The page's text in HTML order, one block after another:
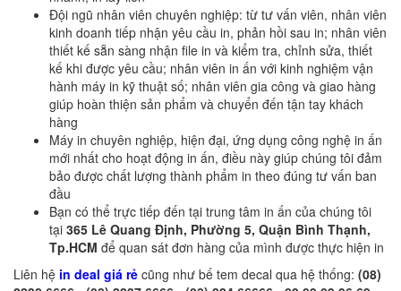
Đội ngũ nhân viên chuyên nghiệp: từ tư vấn viên, nhân viên
kinh doanh tiếp nhận yêu cầu in, phản hồi sau in; nhân viên
thiết kế sẵn sàng nhận file in và kiểm tra, chỉnh sửa, thiết
kế khi được yêu cầu; nhân viên in ấn với kinh nghiệm vận
hành máy in kỹ thuật số; nhân viên gia công và giao hàng
giúp hoàn thiện sản phẩm và chuyển đến tận tay khách
hàng
Máy in chuyên nghiệp, hiện đại, ứng dụng công nghệ in ấn
mới nhất cho hoạt động in ấn, điều này giúp chúng tôi đảm
bảo được chất lượng thành phẩm in theo đúng tư vấn ban
đầu
Bạn có thể trực tiếp đến tại trung tâm in ấn của chúng tôi
tại 365 Lê Quang Định, Phường 5, Quận Bình Thạnh,
Tp.HCM để quan sát đơn hàng của mình được thực hiện in
Liên hệ in deal giá rẻ cũng như bế tem decal qua hệ thống: (08)